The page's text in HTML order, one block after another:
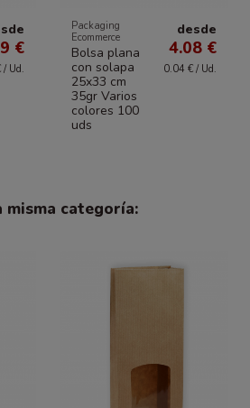
€
/ Ud.
Packaging
Ecommerce
Bolsa plana
con solapa
25x33 cm
35gr Varios
colores 100
uds
desde
4.08 €
0.04 € / Ud.
categoría: